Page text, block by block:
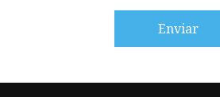
Enviar